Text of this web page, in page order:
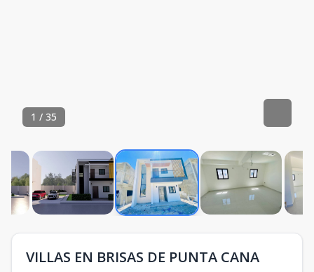
1 / 35
VILLAS EN BRISAS DE PUNTA CANA